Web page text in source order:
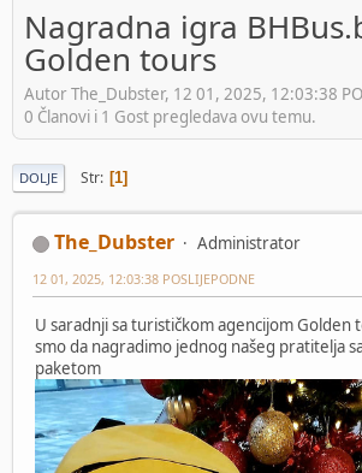
Nagradna igra
Golden tours
Autor The_Dubster, 12 01, 2025, 12:03:38
0 Članovi i 1 Gost pregledava ovu temu.
DOLJE Str 1
The_Dubster Administrator
12 01, 2025, 12:03:38 POSLIJEPODNE
U saradnji sa turističkom agencijom Golden
smo da nagradimo jednog našeg pratitelja
paketom